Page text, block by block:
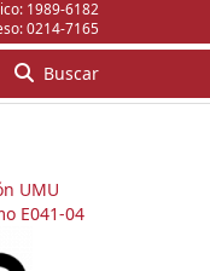
1989-6182
0214-7165
Buscar
UMU
E041-04